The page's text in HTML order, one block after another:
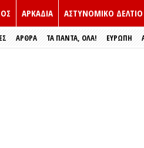
ΑΡΚΑΔΙΑ ΑΣΤΥΝΟΜΙΚΟ ΔΕΛΤΙΟ
ΑΡΘΡΑ ΤΑ ΠΑΝΤΑ, ΟΛΑ! ΕΥΡΏΠΗ